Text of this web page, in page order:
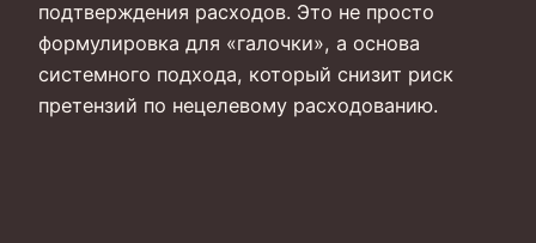
подтверждения расходов. Это не просто
формулировка для «галочки», а основа
системного подхода, который снизит риск
претензий по нецелевому расходованию.